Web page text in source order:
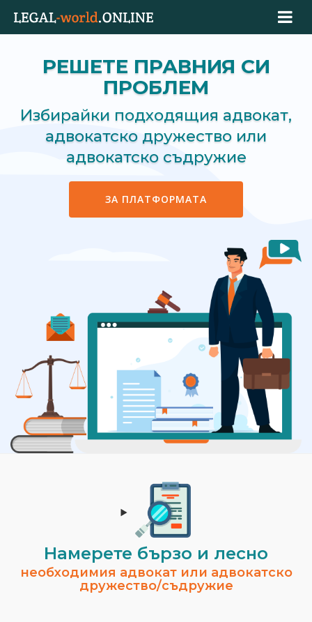
РЕШЕТЕ ПРАВНИЯ СИ
ПРОБЛЕМ
Избирайки подходящия адвокат,
адвокатско дружество или
адвокатско съдружие
ЗА ПЛАТФОРМАТА
Намерете бързо и лесно
необходимия адвокат или адвокатско
дружество/съдружие